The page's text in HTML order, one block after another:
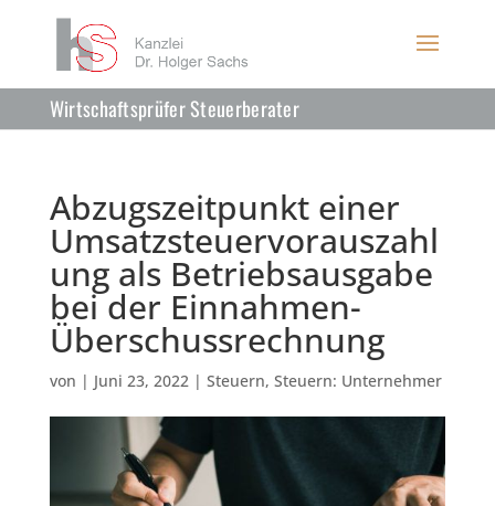
Wirtschaftsprüfer Steuerberater
Abzugszeitpunkt einer
Umsatzsteuervorauszahl
ung als Betriebsausgabe
bei der Einnahmen-
Überschussrechnung
von | Juni 23, 2022| Steuern, Steuern: Unternehmer